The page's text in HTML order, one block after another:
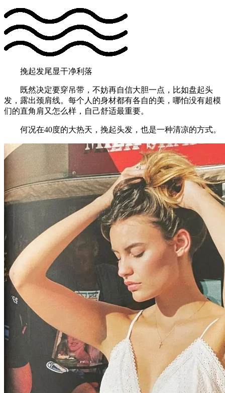
挽起发尾显干净利落
既然决定要穿吊带，不妨再自信大胆一点，比如盘起头
发，露出颈肩线。每个人的身材都有各自的美，哪怕没有超模
们的直角肩又怎么样，自己舒适最重要。
何况在40度的大热天，挽起头发，也是一种清凉的方式。